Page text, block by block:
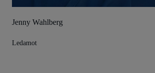
Jenny Wahlberg
Ledamot